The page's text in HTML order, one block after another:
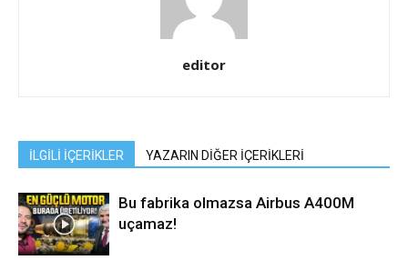
editor
İLGİLİ İÇERİKLER YAZARIN DİĞER İÇERİKLERİ
Bu fabrika olmazsa Airbus A400M
uçamaz!